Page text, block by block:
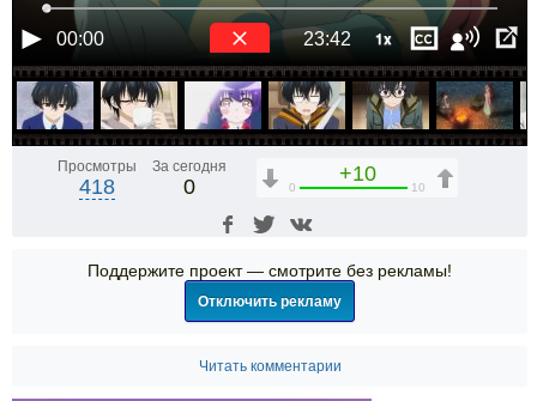
00:00 23:42 1x
Просмотры
418
За сегодня
0
+10
0 10
Поддержите проект — смотрите без рекламы!
Отключить рекламу
Читать комментарии